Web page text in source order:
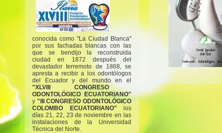
conocida como "La Ciudad Blanca"
por sus fachadas blancas con las
que se bendijo la reconstruida
ciudad en 1872 después del
devastador terremoto de 1868, se
apresta a recibir a los odontólogos
del Ecuador y del mundo en el
"XLVIII CONGRESO
ODONTOLÓGICO ECUATORIANO"
y "III CONGRESO ODONTOLÓGICO
COLOMBO ECUATORIANO" los
días 21, 22, 23 de noviembre en las
instalaciones de la Universidad
Técnica del Norte.